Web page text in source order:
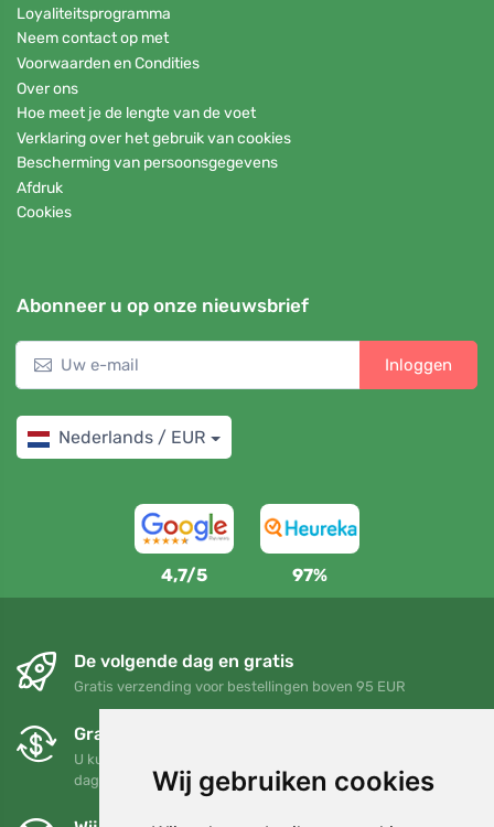
Wij gebruiken cookies
Loyaliteitsprogramma
Neem contact op met
Voorwaarden en Condities
Over ons
Hoe meet je de lengte van de voet
Verklaring over het gebruik van cookies
Bescherming van persoonsgegevens
Afdruk
Cookies
Abonneer u op onze nieuwsbrief
Inloggen
Nederlands / EUR
4,7/5 97%
De volgende dag en gratis
Gratis verzending voor bestellingen boven 95 EUR
Gratis ruilen en retourneren
U kunt uw bestelling op elk gewenst moment binnen 90
dagen retourneren of ruilen